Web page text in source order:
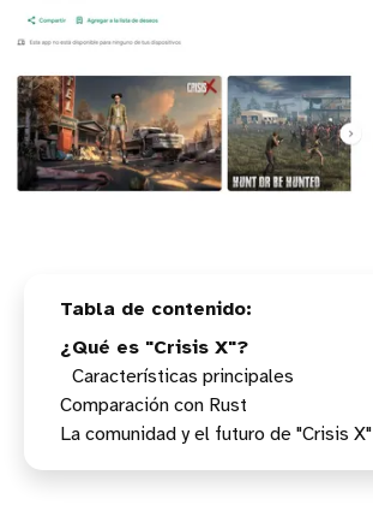
¿Qué es "Crisis X"?
Características principales
Comparación con Rust
Similitudes y diferencias
La comunidad y el futuro de "Crisis X"